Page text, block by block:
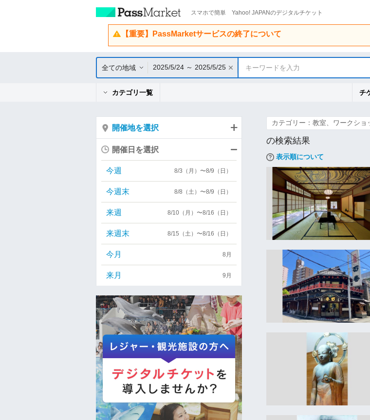
スマホで簡単 Yahoo! JAPANのデジタルチケット
【重要】PassMarketサービスの終了について
全ての地域 2025/5/24 ～ 2025/5/25 キーワードを入力
カテゴリ一覧 チ
カテゴリー：教室、ワークショ
の検索結果
表示順について
開催地を選択
開催日を選択
今週 8/3（月）〜8/9（日）
今週末 8/8（土）〜8/9（日）
来週 8/10（月）〜8/16（日）
来週末 8/15（土）〜8/16（日）
今月 8月
来月 9月